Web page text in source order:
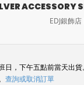
ACCESSORY
EDJ銀飾
日，下午五點前當天出
查詢或取消訂單